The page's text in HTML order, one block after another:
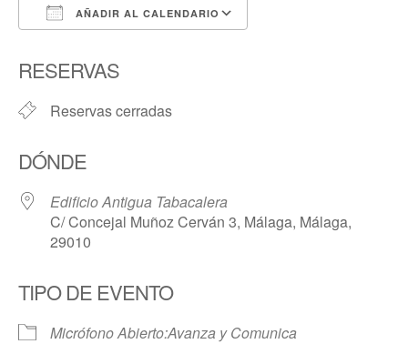
AÑADIR AL CALENDARIO
RESERVAS
Reservas cerradas
DÓNDE
Edificio Antigua Tabacalera
C/ Concejal Muñoz Cerván 3, Málaga, Málaga,
29010
TIPO DE EVENTO
Micrófono Abierto:Avanza y Comunica